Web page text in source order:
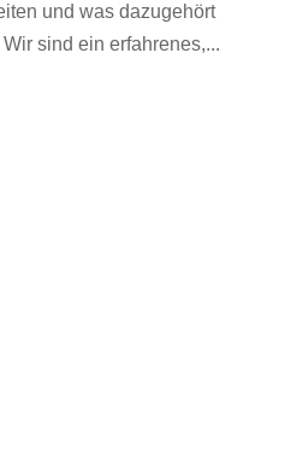
und was dazugehört
sind ein erfahrenes,...